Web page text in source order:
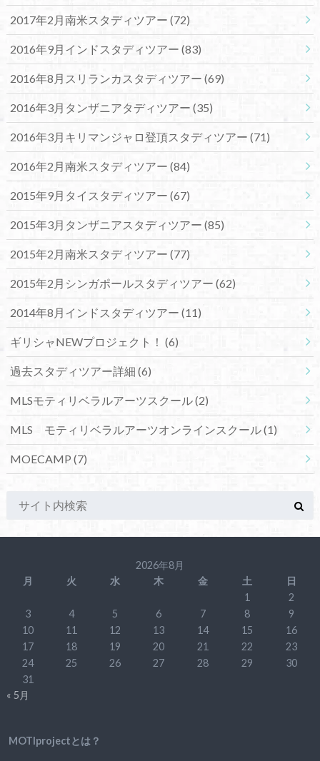
2017年2月南米スタディツアー (72)
2016年9月インドスタディツアー (83)
2016年8月スリランカスタディツアー (69)
2016年3月タンザニアタディツアー (35)
2016年3月キリマンジャロ登頂スタディツアー (71)
2016年2月南米スタディツアー (84)
2015年9月タイスタディツアー (67)
2015年3月タンザニアスタディツアー (85)
2015年2月南米スタディツアー (77)
2015年2月シンガポールスタディツアー (62)
2014年8月インドスタディツアー (11)
ギリシャNEWプロジェクト！ (6)
過去スタディツアー詳細 (6)
MLSモティリベラルアーツスクール(2)
MLS モティリベラルアーツオンラインスクール(1)
MOECAMP (7)
2026年8月
月
火 水 木 金 土
日
1
2
3
4 5 6 7 8
9
10
11 12 13 14 15
16
17
18 19 20 21 22
23
24
25 26 27 28 29
30
31
« 5月
MOTIprojectとは？